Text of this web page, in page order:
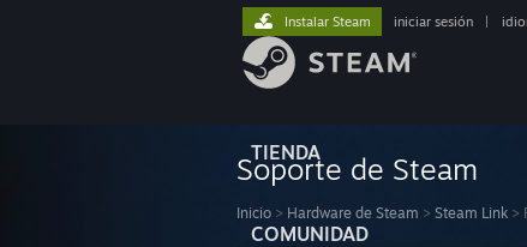
TIENDA
COMUNIDAD
Instalar Steam iniciar sesión
Soporte de Steam
Inicio > Hardware de Steam > Steam Link >